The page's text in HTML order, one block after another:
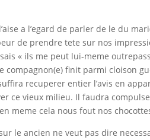
a l’egard de parler de le du
de prendre tete sur nos
« ils me peut lui-meme
compagnon(e) finit parmi cloison
recuperer entier l’avis en
ce vieux milieu. Il faudra
meme cela nous fout nos
le ancien ne veut pas dire